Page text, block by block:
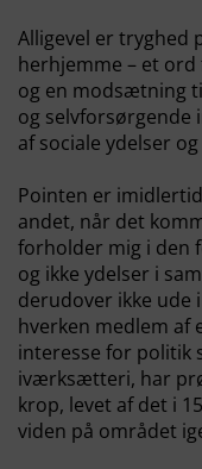
Alligevel er tryghed
herhjemme – et
og en modsætning
og
af sociale ydelser
Pointen er
andet, når det
forholder mig i den
og ikke ydelser i
derudover ikke
hverken medlem af
interesse for politik
iværksætteri, har
krop, levet af det i
viden på området